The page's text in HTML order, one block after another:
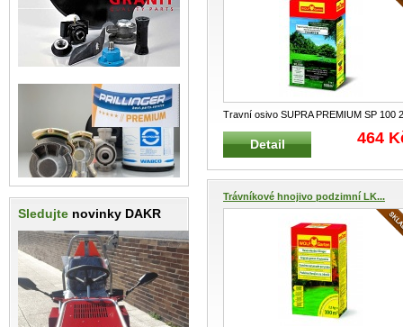
Sledujte novinky DAKR
Travní osivo SUPRA PREMIUM SP 100 2
kg na 100 m² Tradiční a vel
Detail 464
Trávníkové hnojivo podzimní LK...